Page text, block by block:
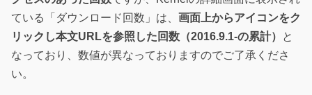
ている「ダウンロード回数」は、 画面上からアイコンをク
リックし本文URLを参照した回数（2016.9.1-の累計）
と
なっており、数値が異なっておりますのでご了承くださ
い。